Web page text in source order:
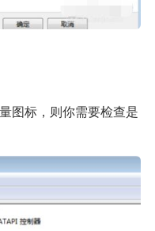
图标，则你需要检查是